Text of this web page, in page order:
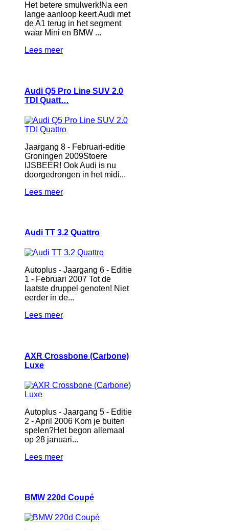
Het betere smulwerk!Na een
lange aanloop keert Audi met
de A1 terug in het segment
waar Mini en BMW ...
Lees meer
Audi Q5 Pro Line SUV 2.0
TDI Quatt…
Jaargang 8 - Februari-editie
Groningen 2009Stoere
IJSBEER! Ook Audi is nu
doorgedrongen in het midi...
Lees meer
Audi TT 3.2 Quattro
Autoplus - Jaargang 6 - Editie
1 - Februari 2007 Tot de
laatste druppel genoten! Niet
eerder in de...
Lees meer
AXR Crossbone (Carbone)
Luxe
Autoplus - Jaargang 5 - Editie
2 - April 2006 Kom je buiten
spelen?Het begon allemaal
op 28 januari...
Lees meer
BMW 220d Coupé